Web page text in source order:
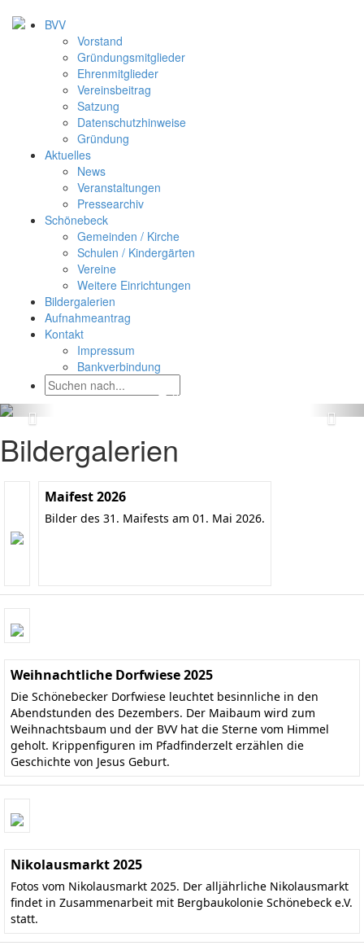
BVV
Vorstand
Gründungsmitglieder
Ehrenmitglieder
Vereinsbeitrag
Satzung
Datenschutzhinweise
Gründung
Aktuelles
News
Veranstaltungen
Pressearchiv
Schönebeck
Gemeinden / Kirche
Schulen / Kindergärten
Vereine
Weitere Einrichtungen
Bildergalerien
Aufnahmeantrag
Kontakt
Impressum
Bankverbindung
Bildergalerien
Maifest 2026
Bilder des 31. Maifests am 01. Mai 2026.
Weihnachtliche Dorfwiese 2025
Die Schönebecker Dorfwiese leuchtet besinnliche in den
Abendstunden des Dezembers. Der Maibaum wird zum
Weihnachtsbaum und der BVV hat die Sterne vom Himmel
geholt. Krippenfiguren im Pfadfinderzelt erzählen die
Geschichte von Jesus Geburt.
Nikolausmarkt 2025
Fotos vom Nikolausmarkt 2025. Der alljährliche Nikolausmarkt
findet in Zusammenarbeit mit Bergbaukolonie Schönebeck e.V.
statt.